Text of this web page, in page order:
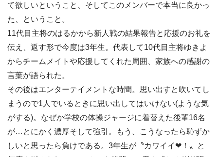
て欲しいということ、そしてこのメンバーで本当に良かっ
た、ということ。
11代目主将のはるかから新人戦の結果報告と応援のお礼を
伝え、返す形で今度は3年生。代表して10代目主将ゆきよ
からチームメイトや応援してくれた周囲、家族への感謝の
言葉が語られた。
その後はエンターテイメントな時間。思い出すと吹いてし
まうので1人でいるときに思い出してはいけない(ような気
がする)。なぜか学校の体操ジャージに着替えた後輩16名
が…とにかく濃厚そして強引。もう、こうなったら恥ずか
しいと思ったら負けである。3年生が〝カワイイ❤︎！〟と